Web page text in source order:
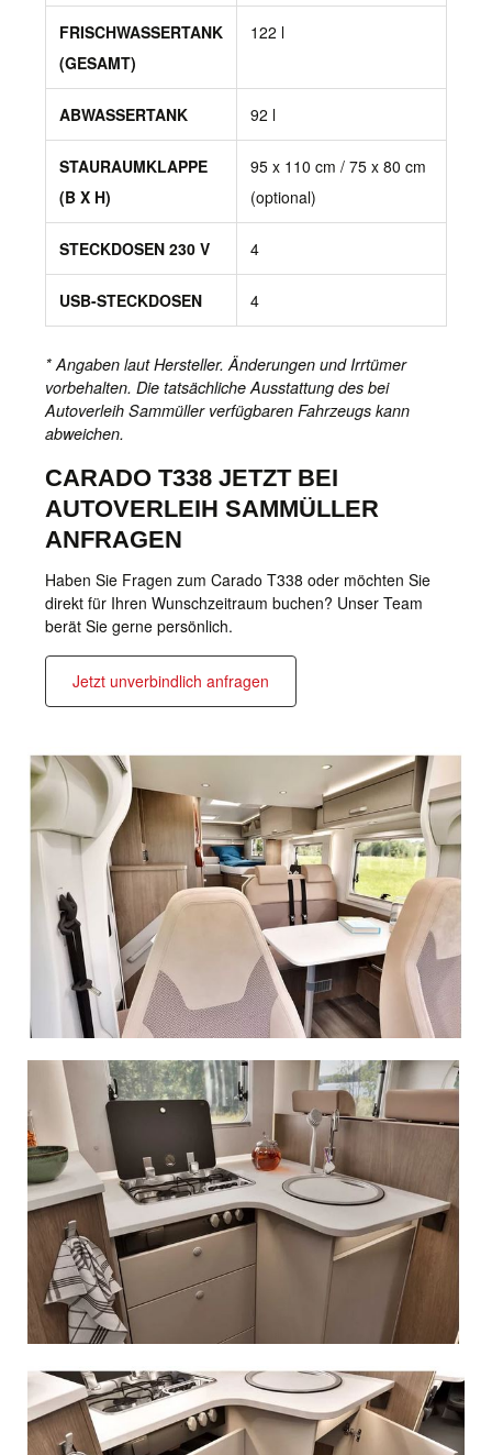
FRISCHWASSERTANK
(GESAMT)
122 l
ABWASSERTANK 92 l
STAURAUMKLAPPE
(B X H)
95 x 110 cm / 75 x 80 cm
(optional)
STECKDOSEN 230 V 4
USB-STECKDOSEN 4
* Angaben laut Hersteller. Änderungen und Irrtümer
vorbehalten. Die tatsächliche Ausstattung des bei
Autoverleih Sammüller verfügbaren Fahrzeugs kann
abweichen.
CARADO T338 JETZT BEI
AUTOVERLEIH SAMMÜLLER
ANFRAGEN
Haben Sie Fragen zum Carado T338 oder möchten Sie
direkt für Ihren Wunschzeitraum buchen? Unser Team
berät Sie gerne persönlich.
Jetzt unverbindlich anfragen